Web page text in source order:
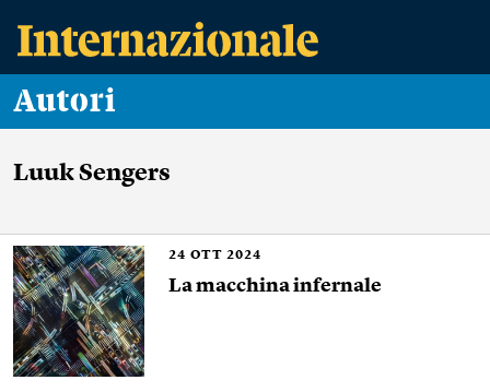
Autori
Luuk Sengers
24 OTT 2024
La macchina infernale